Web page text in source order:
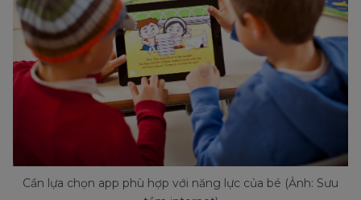
Cần lựa chọn app phù hợp với năng lực của bé (Ảnh: Sưu